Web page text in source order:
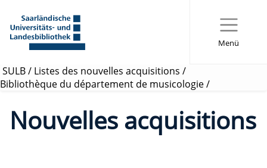
Menü
SULB/ Listes des nouvelles acquisitions /
Bibliothèque du département de musicologie/
Nouvelles acquisitions